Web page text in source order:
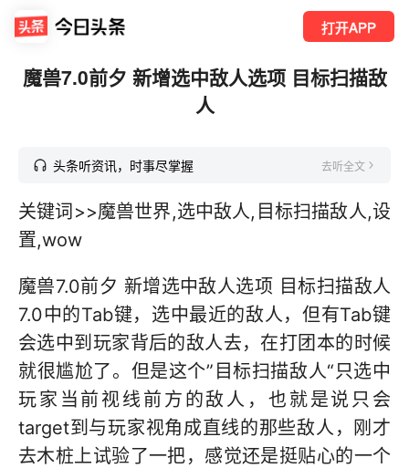
打开APP
魔兽7.0前夕 新增选中敌人选项 目标扫描敌
人
头条听资讯，时事尽掌握 去听全文
关键词>>魔兽世界,选中敌人,目标扫描敌人,设
置,wow
魔兽7.0前夕 新增选中敌人选项 目标扫描敌人
7.0中的Tab键，选中最近的敌人，但有Tab键
会选中到玩家背后的敌人去，在打团本的时候
就很尴尬了。但是这个”目标扫描敌人“只选中
玩家当前视线前方的敌人，也就是说只会
target到与玩家视角成直线的那些敌人，刚才
去木桩上试验了一把，感觉还是挺贴心的一个